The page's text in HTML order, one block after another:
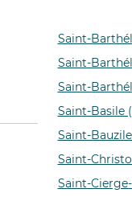
Saint-
Saint-
Saint-
Saint-Basile
Saint-
Saint-
Saint-